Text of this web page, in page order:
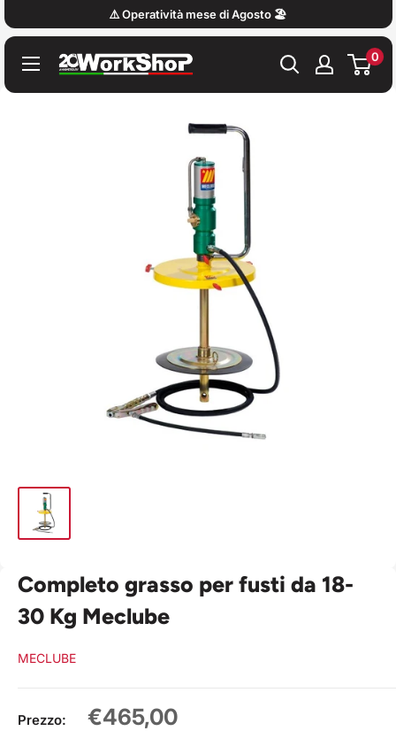
al
contenuto
⚠️ Operatività mese di Agosto 🏖️
Work
0
Completo grasso per fusti da 18-
30 Kg Meclube
MECLUBE
Prezzo:
Prezzo
€465,00